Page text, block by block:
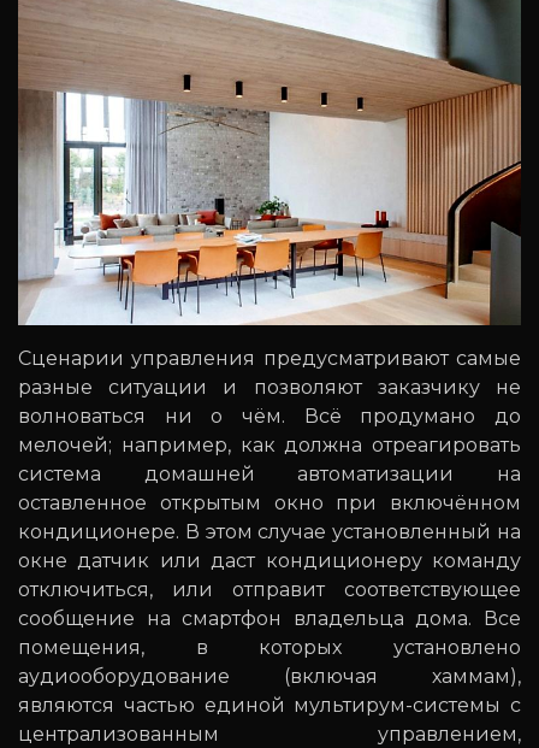
Сценарии управления предусматривают самые
разные ситуации и позволяют заказчику не
волноваться ни о чём. Всё продумано до
мелочей; например, как должна отреагировать
система домашней автоматизации на
оставленное открытым окно при включённом
кондиционере. В этом случае установленный на
окне датчик или даст кондиционеру команду
отключиться, или отправит соответствующее
сообщение на смартфон владельца дома. Все
помещения, в которых установлено
аудиооборудование (включая хаммам),
являются частью единой мультирум-системы с
централизованным управлением,